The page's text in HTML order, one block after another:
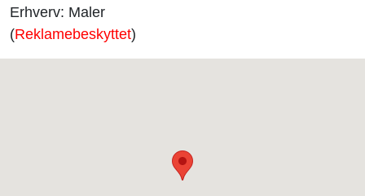
Erhverv: Maler
(Reklamebeskyttet)